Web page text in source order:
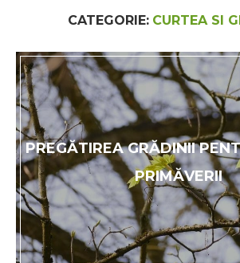
CATEGORIE: CURTEA SI
PREGĂTIREA GRĂDINII
PRIMĂVERII